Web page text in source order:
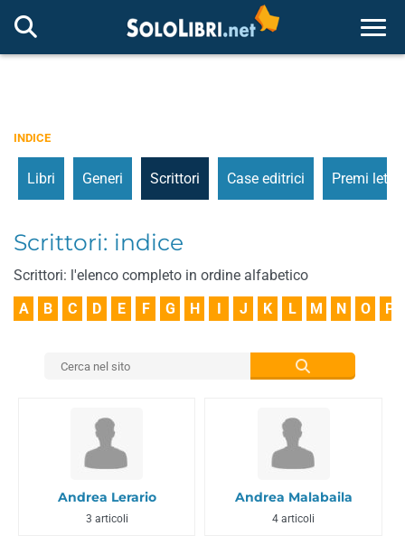
INDICE
Libri Generi Scrittori Case editrici Premi
Scrittori: indice
Scrittori: l'elenco completo in ordine alfabetico
A
B C D E F G H I J K L M N O P
Andrea Lerario
3 articoli
Andrea Malabaila
4 articoli